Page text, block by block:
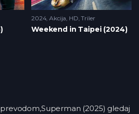
2024 Akcija, HD,Triler
Weekend in Taipei (2024)
(2025) gledaj